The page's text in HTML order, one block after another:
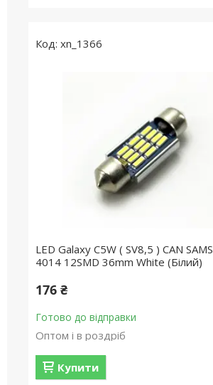
xn_1366
LED Galaxy C5W ( SV8,5 ) CAN
4014 12SMD 36mm White (Білий)
176 ₴
Готово до відправки
Оптом і в роздріб
Купити